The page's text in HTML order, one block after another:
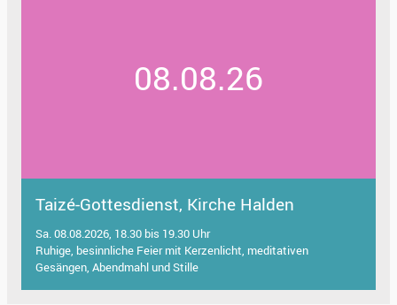
08.08.26
Taizé-Gottesdienst, Kirche Halden
Sa. 08.08.2026, 18.30 bis 19.30 Uhr
Ruhige, besinnliche Feier mit Kerzenlicht, meditativen
Gesängen, Abendmahl und Stille